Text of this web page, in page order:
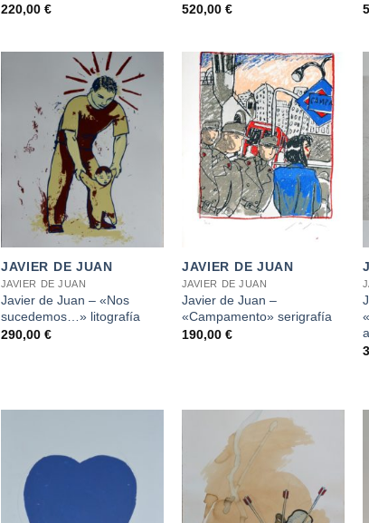
220,00 €
520,00 €
JAVIER DE JUAN
JAVIER DE JUAN
Javier de Juan – «Nos
sucedemos…» litografía
290,00 €
JAVIER DE JUAN
JAVIER DE JUAN
Javier de Juan –
«Campamento» serigrafía
190,00 €